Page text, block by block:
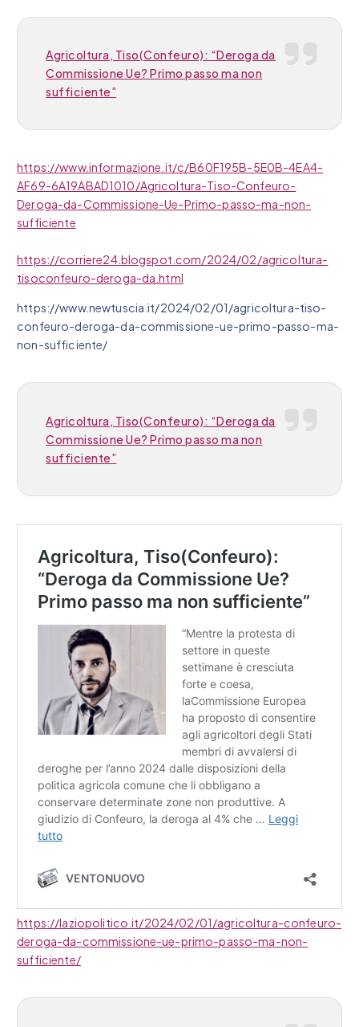
Agricoltura, Tiso(Confeuro): “Deroga da
Commissione Ue? Primo passo ma non
sufficiente”
https://www.informazione.it/c/B60F195B-5E0B-4EA4-
AF69-6A19ABAD1010/Agricoltura-Tiso-Confeuro-
Deroga-da-Commissione-Ue-Primo-passo-ma-non-
sufficiente
https://corriere24.blogspot.com/2024/02/agricoltura-
tisoconfeuro-deroga-da.html
https://www.newtuscia.it/2024/02/01/agricoltura-tiso-
confeuro-deroga-da-commissione-ue-primo-passo-ma-
non-sufficiente/
Agricoltura, Tiso(Confeuro): “Deroga da
Commissione Ue? Primo passo ma non
sufficiente”
https://laziopolitico.it/2024/02/01/agricoltura-confeuro-
deroga-da-commissione-ue-primo-passo-ma-non-
sufficiente/